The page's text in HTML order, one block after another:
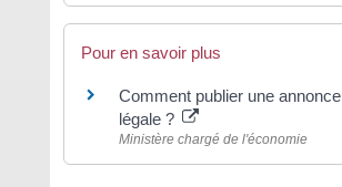
Pour en savoir plus
Comment publier une annonce
légale ?
Ministère chargé de l'économie